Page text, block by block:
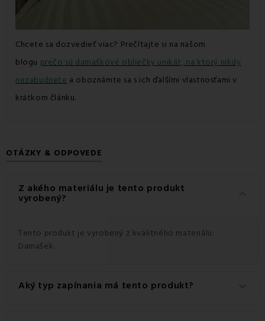
Chcete sa dozvedieť viac? Prečítajte si na našom
blogu prečo sú damaškové obliečky unikát, na ktorý nikdy
nezabudnete a oboznámte sa s ich ďalšími vlastnosťami v
krátkom článku.
OTÁZKY & ODPOVEDE
Z akého materiálu je tento produkt
vyrobený? keyboard_arrow_down
Tento produkt je vyrobený z kvalitného materiálu:
Damašek.
Aký typ zapínania má tento produkt?